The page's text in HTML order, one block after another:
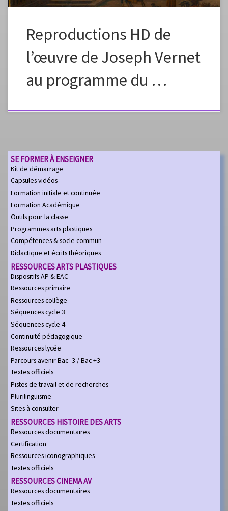
Reproductions HD de
l’œuvre de Joseph Vernet
au programme du …
SE FORMER À ENSEIGNER
Kit de démarrage
Capsules vidéos
Formation initiale et continuée
Formation Académique
Outils pour la classe
Programmes arts plastiques
Compétences & socle commun
Didactique et écrits théoriques
RESSOURCES ARTS PLASTIQUES
Dispositifs AP & EAC
Ressources primaire
Ressources collège
Séquences cycle 3
Séquences cycle 4
Continuité pédagogique
Ressources lycée
Parcours avenir Bac -3 / Bac +3
Textes officiels
Pistes de travail et de recherches
Plurilinguisme
Sites à consulter
RESSOURCES HISTOIRE DES ARTS
Ressources documentaires
Certification
Ressources iconographiques
Textes officiels
RESSOURCES CINEMA AV
Ressources documentaires
Textes officiels